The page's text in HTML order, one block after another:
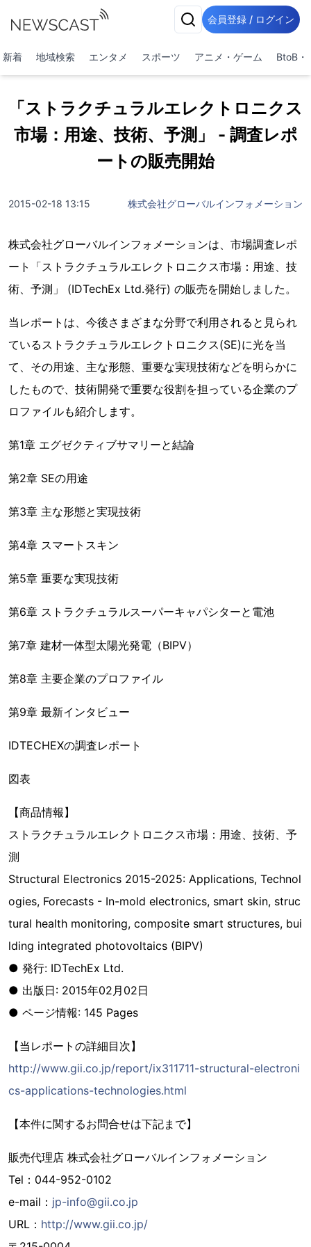
会員登録 / ログイン
新着 地域検索 エンタメ スポーツ アニメ・ゲーム BtoB・
「ストラクチュラルエレクトロニクス
市場：用途、技術、予測」 - 調査レポ
ートの販売開始
2015-02-18 13:15 株式会社グローバルインフォメーション
株式会社グローバルインフォメーションは、市場調査レポ
ート「ストラクチュラルエレクトロニクス市場：用途、技
術、予測」 (IDTechEx Ltd.発行) の販売を開始しました。
当レポートは、今後さまざまな分野で利用されると見られ
ているストラクチュラルエレクトロニクス(SE)に光を当
て、その用途、主な形態、重要な実現技術などを明らかに
したもので、技術開発で重要な役割を担っている企業のプ
ロファイルも紹介します。
第1章 エグゼクティブサマリーと結論
第2章 SEの用途
第3章 主な形態と実現技術
第4章 スマートスキン
第5章 重要な実現技術
第6章 ストラクチュラルスーパーキャパシターと電池
第7章 建材一体型太陽光発電（BIPV）
第8章 主要企業のプロファイル
第9章 最新インタビュー
IDTECHEXの調査レポート
図表
【商品情報】
ストラクチュラルエレクトロニクス市場：用途、技術、予
測
Structural Electronics 2015-2025: Applications, Technol
ogies, Forecasts - In-mold electronics, smart skin, struc
tural health monitoring, composite smart structures, bui
lding integrated photovoltaics (BIPV)
● 発行: IDTechEx Ltd.
● 出版日: 2015年02月02日
● ページ情報: 145 Pages
【当レポートの詳細目次】
http://www.gii.co.jp/report/ix311711-structural-electroni
cs-applications-technologies.html
【本件に関するお問合せは下記まで】
販売代理店 株式会社グローバルインフォメーション
Tel：044-952-0102
e-mail： jp-info@gii.co.jp
URL： http://www.gii.co.jp/